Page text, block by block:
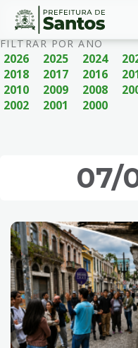
Ir
para
o
conteúdo
1
busca
para
rodapé
Acessibilidade
Conteúdo
FILTRAR POR ANO
2026 2025 2024
2018
2017 2016
2010
2009 2008
2002
2001 2000
07/